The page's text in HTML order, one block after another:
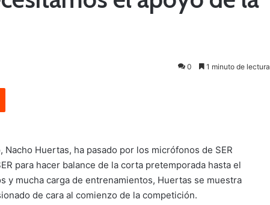
0 1 minuto de lectura
Huertas, ha pasado por los micrófonos de SER
para hacer balance de la corta pretemporada hasta el
y mucha carga de entrenamientos, Huertas se muestra
de cara al comienzo de la competición.